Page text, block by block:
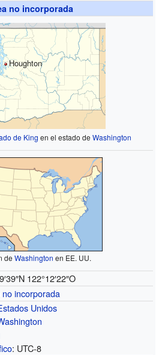
no incorporada
Houghton
de King en el estado de Washington
deWashington en EE. UU.
122°12′22″O
incorporada
Unidos
: UTC-8